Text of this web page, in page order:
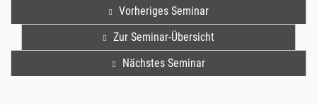
Vorheriges Seminar
Zur Seminar-Übersicht
Nächstes Seminar